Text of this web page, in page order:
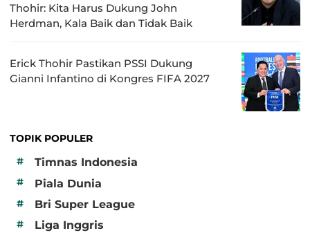
Thohir: Kita Harus Dukung John
Herdman, Kala Baik dan Tidak Baik
Erick Thohir Pastikan PSSI Dukung
Gianni Infantino di Kongres FIFA 2027
TOPIK POPULER
#
Timnas Indonesia
# Piala Dunia
# Bri Super League
# Liga Inggris